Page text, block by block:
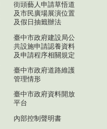
街頭藝人申請草悟道
及市民廣場展演位置
及假日抽籤辦法
臺中市政府建設局公
共設施申請認養資料
及申請程序相關規定
臺中市政府道路維護
管理情形
臺中市政府資料開放
平台
內部控制聲明書